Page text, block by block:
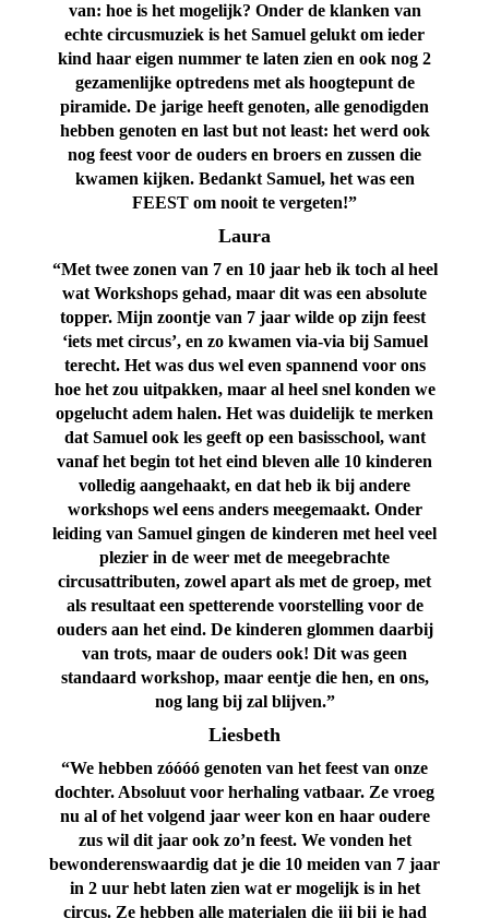
van: hoe is het mogelijk? Onder de klanken van
echte circusmuziek is het Samuel gelukt om ieder
kind haar eigen nummer te laten zien en ook nog 2
gezamenlijke optredens met als hoogtepunt de
piramide. De jarige heeft genoten, alle genodigden
hebben genoten en last but not least: het werd ook
nog feest voor de ouders en broers en zussen die
kwamen kijken. Bedankt Samuel, het was een
FEEST om nooit te vergeten!”
Laura
“Met twee zonen van 7 en 10 jaar heb ik toch al heel
wat Workshops gehad, maar dit was een absolute
topper. Mijn zoontje van 7 jaar wilde op zijn feest
‘iets met circus’, en zo kwamen via-via bij Samuel
terecht. Het was dus wel even spannend voor ons
hoe het zou uitpakken, maar al heel snel konden we
opgelucht adem halen. Het was duidelijk te merken
dat Samuel ook les geeft op een basisschool, want
vanaf het begin tot het eind bleven alle 10 kinderen
volledig aangehaakt, en dat heb ik bij andere
workshops wel eens anders meegemaakt.Onder
leiding van Samuel gingen de kinderen met heel veel
plezier in de weer met de meegebrachte
circusattributen, zowel apart als met de groep, met
als resultaat een spetterende voorstelling voor de
ouders aan het eind. De kinderen glommen daarbij
van trots, maar de ouders ook! Dit was geen
standaard workshop, maar eentje die hen, en ons,
nog lang bij zal blijven.”
Liesbeth
“We hebben zóóóó genoten van het feest van onze
dochter. Absoluut voor herhaling vatbaar. Ze vroeg
nu al of het volgend jaar weer kon en haar oudere
zus wil dit jaar ook zo’n feest. We vonden het
bewonderenswaardig dat je die 10 meiden van 7 jaar
in 2 uur hebt laten zien wat er mogelijk is in het
circus. Ze hebben alle materialen die jij bij je had